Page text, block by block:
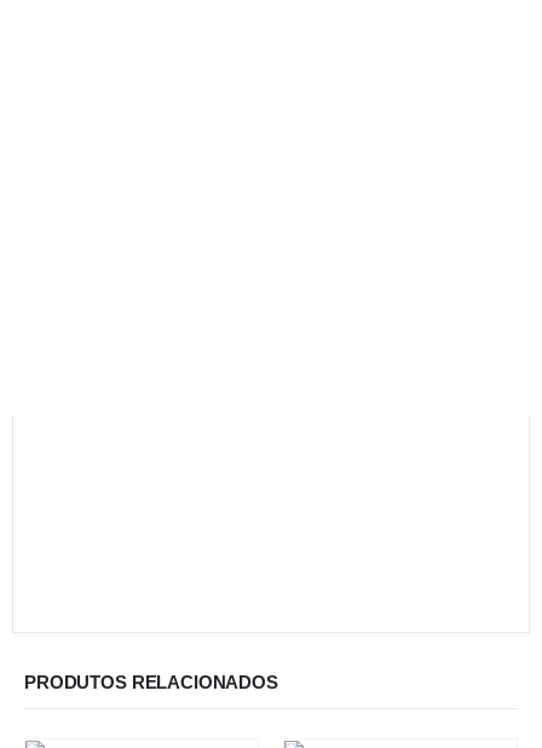
PRODUTOS RELACIONADOS